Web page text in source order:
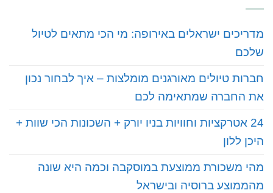
מדריכים ישראלים באירופה: מי הכי מתאים לטיול
שלכם
חברות טיולים מאורגנים מומלצות – איך לבחור נכון
את החברה שמתאימה לכם
24 אטרקציות וחוויות בניו יורק + השכונות הכי שוות +
היכן ללון
מהי משכורת ממוצעת במוסקבה וכמה היא שונה
מהממוצע ברוסיה ובישראל